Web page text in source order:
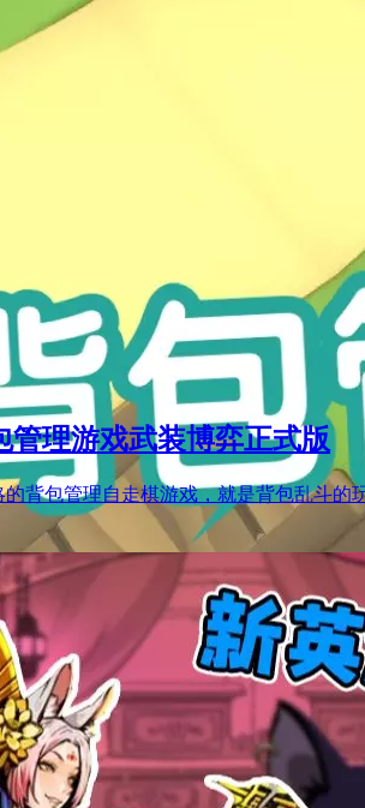
理游戏武装博弈正式版
背包管理自走棋游戏，就是背包乱斗